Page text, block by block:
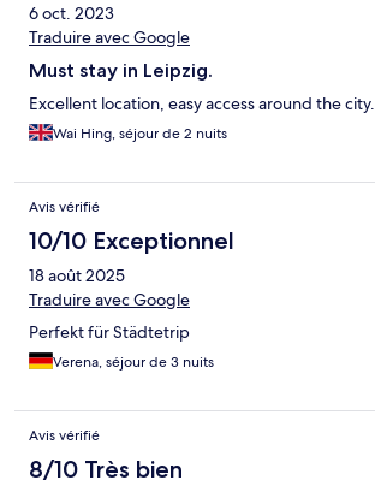
6 oct. 2023
Traduire avec Google
Must stay in Leipzig.
Excellent location, easy access around the city.
Wai Hing, séjour de 2 nuits
Avis vérifié
10/10 Exceptionnel
18 août 2025
Traduire avec Google
Perfekt für Städtetrip
Verena, séjour de 3 nuits
Avis vérifié
8/10 Très bien